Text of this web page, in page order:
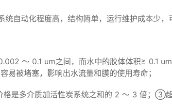
自动化程度高，结构简单，运行维护成本少
～ 0.1 um之间，而水中的胶体体积≥ 0.1
易被堵塞，影响出水流量和膜的使用寿命；
是多介质加活性炭系统之和的 2 ～ 3 倍；③超